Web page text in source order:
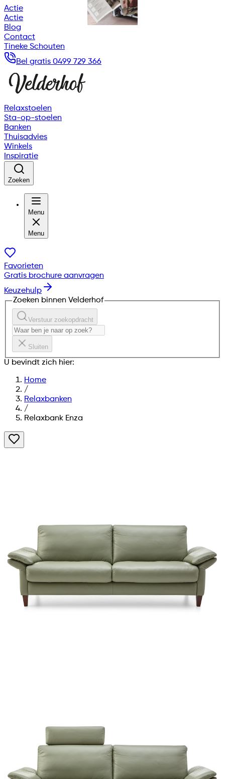
Actie
Actie
Blog
Contact
Tineke Schouten
Bel gratis 0499 729 366
Relaxstoelen
Sta-op-stoelen
Banken
Thuisadvies
Winkels
Inspiratie
Zoeken
Menu
Menu
Favorieten
Gratis brochure aanvragen
Keuzehulp
Zoeken binnen Velderhof
Verstuur zoekopdracht
Sluiten
U bevindt zich hier:
Home
/
Relaxbanken
/
Relaxbank Enza